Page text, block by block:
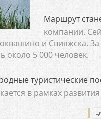
Маршрут
компании.
и Свияжска.
около 5 000 человек.
туристические
в рамках